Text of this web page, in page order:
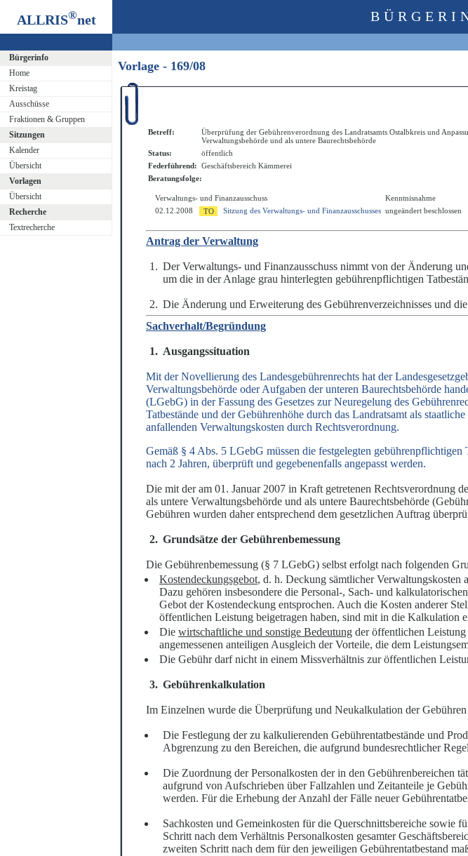
ALLRIS®net
Bürgerinfo
Home
Kreistag
Ausschüsse
Fraktionen & Gruppen
Sitzungen
Kalender
Übersicht
Vorlagen
Übersicht
Recherche
Textrecherche
Vorlage - 169/08
Betreff:
Überprüfung der Gebührenverordnung des Landratsamts Ostalbkreis und
Verwaltungsbehörde und als untere Baurechtsbehörde
Status:
öffentlich
Federführend: Geschäftsbereich Kämmerei
Beratungsfolge:
Verwaltungs- und Finanzausschuss
Kenntnisnahme
02.12.2008
Sitzung des Verwaltungs- und Finanzausschusses ungeändert beschlossen
Antrag der Verwaltung
Der Verwaltungs- und Finanzausschuss nimmt von der Änderung
um die in der Anlage grau hinterlegten gebührenpflichtigen
Die Änderung und Erweiterung des Gebührenverzeichnisses und
Sachverhalt/Begründung
Ausgangssituation
Mit der Novellierung des Landesgebührenrechts hat der
Verwaltungsbehörde oder Aufgaben der unteren Baurechtsbehörde
(LGebG) in der Fassung des Gesetzes zur Neuregelung des
Tatbestände und der Gebührenhöhe durch das Landratsamt als
anfallenden Verwaltungskosten durch Rechtsverordnung.
Gemäß § 4 Abs. 5 LGebG müssen die festgelegten
nach 2 Jahren, überprüft und gegebenenfalls angepasst werden.
Die mit der am 01. Januar 2007 in Kraft getretenen Rechtsverordnung
als untere Verwaltungsbehörde und als untere Baurechtsbehörde
Gebühren wurden daher entsprechend dem gesetzlichen Auftrag
Grundsätze der Gebührenbemessung
Die Gebührenbemessung (§ 7 LGebG) selbst erfolgt nach folgenden
Kostendeckungsgebot, d. h. Deckung sämtlicher Verwaltungskosten
Dazu gehören insbesondere die Personal-, Sach- und
Gebot der Kostendeckung entsprochen. Auch die Kosten anderer
öffentlichen Leistung beigetragen haben, sind mit in die Kalkulation
Die wirtschaftliche und sonstige Bedeutungder öffentlichen Leistung
angemessenen anteiligen Ausgleich der Vorteile, die dem
Die Gebühr darf nicht in einem Missverhältnis zur öffentlichen
Gebührenkalkulation
Im Einzelnen wurde die Überprüfung und Neukalkulation der
Die Festlegung der zu kalkulierenden Gebührentatbestände und
Abgrenzung zu den Bereichen, die aufgrund bundesrechtlicher
Die Zuordnung der Personalkosten der in den Gebührenbereichen
aufgrund von Aufschrieben über Fallzahlen und Zeitanteile je
werden. Für die Erhebung der Anzahl der Fälle neuer
Sachkosten und Gemeinkosten für die Querschnittsbereiche sowie
Schritt nach dem Verhältnis Personalkosten gesamter
zweiten Schritt nach dem für den jeweiligen Gebührentatbestand